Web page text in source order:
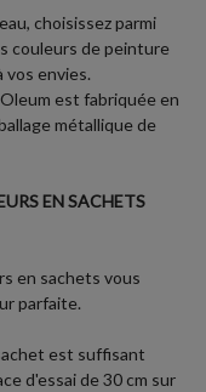
choisissez parmi
couleurs de peinture
vos envies.
est fabriquée en
métallique de
EN SACHETS
en sachets vous
parfaite.
est suffisant
d'essai de 30 cm sur